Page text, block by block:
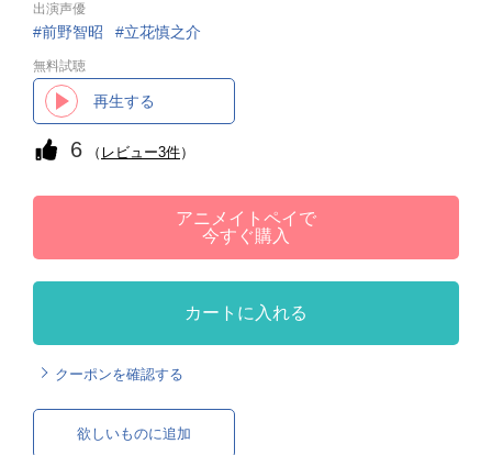
出演声優
前野智昭 立花慎之介
無料試聴
再生する
6 （ レビュー3件）
アニメイトペイで
今すぐ購入
カートに入れる
クーポンを確認する
欲しいものに追加